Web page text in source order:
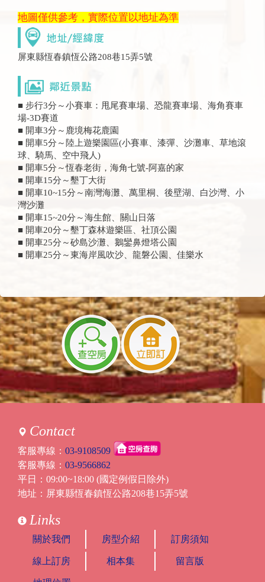
地圖僅供參考，實際位置以地址為準
屏東縣恆春鎮恆公路208巷15弄5號
■ 步行3分～小賽車：甩尾賽車場、恐龍賽車場、海角賽車
場-3D賽道
■ 開車3分～鹿境梅花鹿園
■ 開車5分～陸上遊樂園區(小賽車、漆彈、沙灘車、草地滾
球、騎馬、空中飛人)
■ 開車5分～恆春老街，海角七號-阿嘉的家
■ 開車15分～墾丁大街
■ 開車10~15分～南灣海灘、萬里桐、後壁湖、白沙灣、小
灣沙灘
■ 開車15~20分～海生館、關山日落
■ 開車20分～墾丁森林遊樂區、社頂公園
■ 開車25分～砂島沙灘、鵝鑾鼻燈塔公園
■ 開車25分～東海岸風吹沙、龍磐公園、佳樂水
Contact
客服專線： 03-9108509
客服專線： 03-9566862
平日：09:00~18:00 (國定例假日除外)
地址：屏東縣恆春鎮恆公路208巷15弄5號
Links
關於我們 房型介紹 訂房須知
線上訂房 相本集 留言版